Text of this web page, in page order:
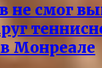
не смог
Монреале